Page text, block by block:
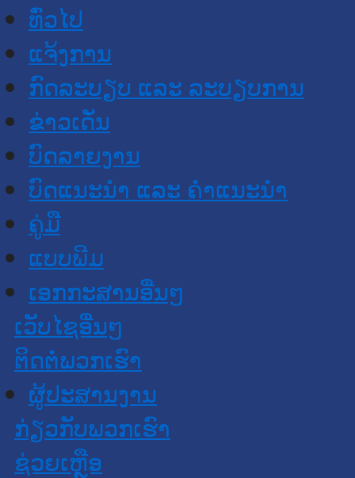
​ທົ່ວ​ໄປ
ແຈ້ງການ
ກົດລະບຽບ ແລະ ລະບຽບການ
ຂ່າວເດັ່ນ
ບົດລາຍງານ
ບົດແນະນໍາ ແລະ ຄໍາແນະນໍາ
ຄູ່ມື
ແບບພີມ
ເອກກະສານອື່ນໆ
ເວັບໄຊອື່ນໆ
ຕິດຕໍ່ພວກເຮົາ
ຜູ້ປະສານງານ
ກ່ຽວກັບພວກເຮົາ
ຊ່ວຍເຫຼືອ